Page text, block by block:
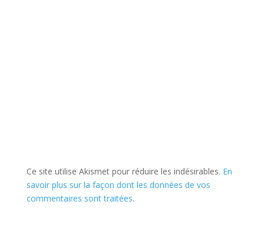
Ce site utilise Akismet pour réduire les indésirables. En
savoir plus sur la façon dont les données de vos
commentaires sont traitées.